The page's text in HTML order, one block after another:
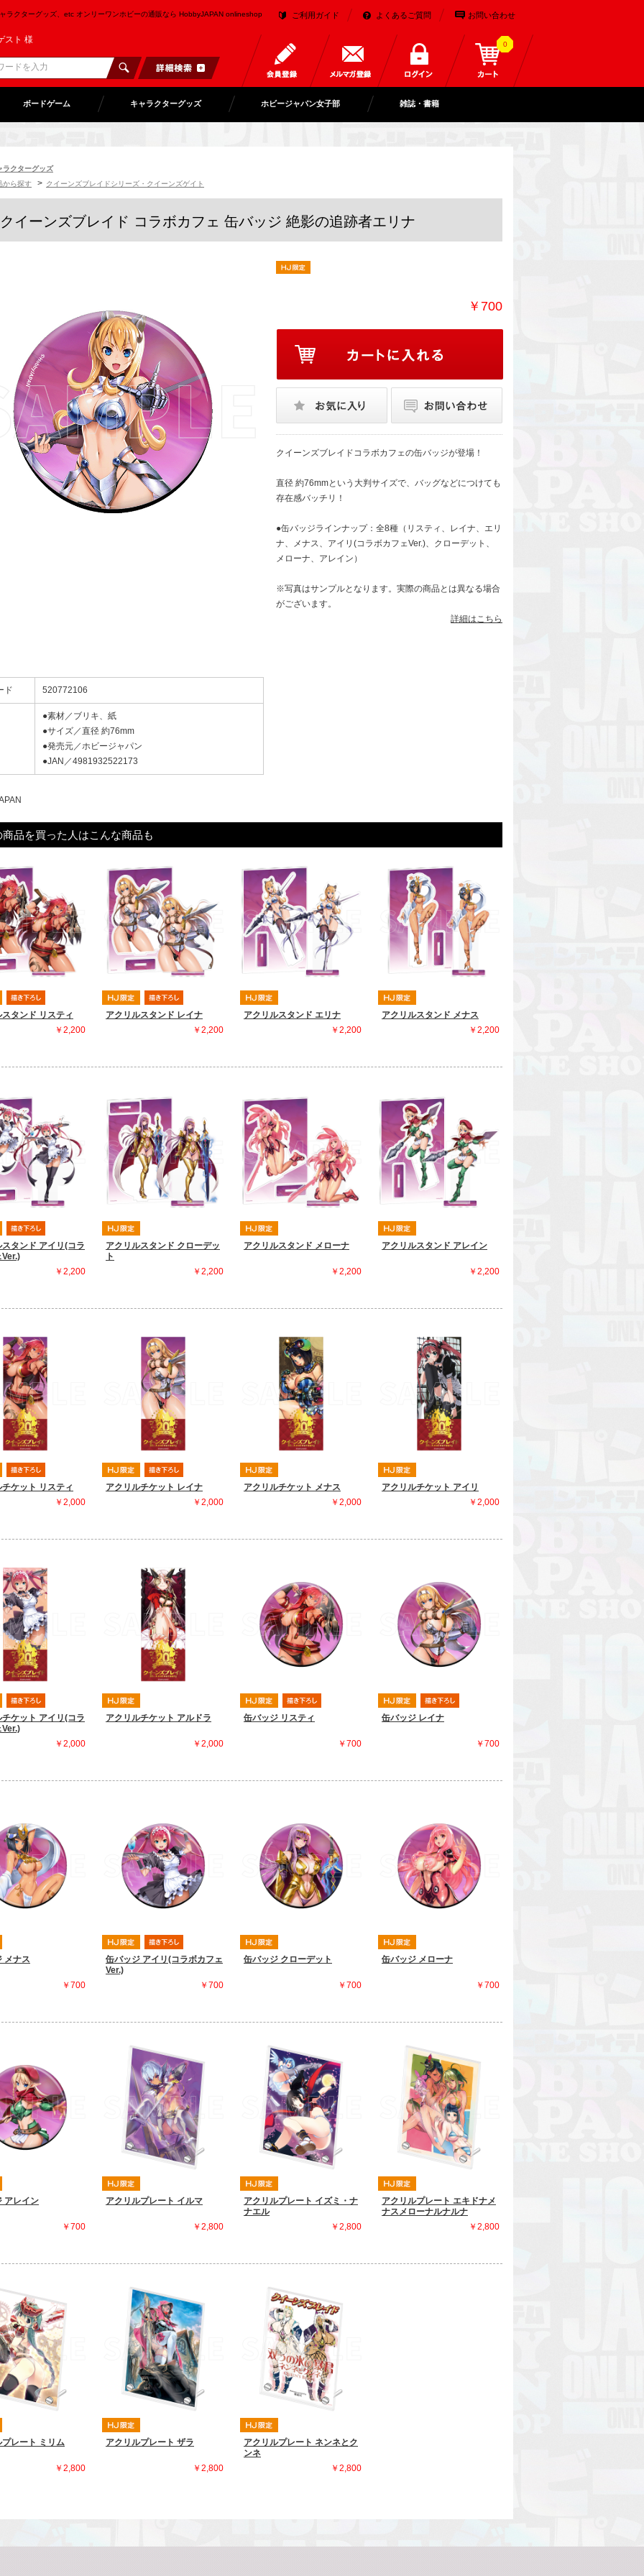
ラクターグッズ、etc オンリーワンホビーの通販なら HobbyJAPAN onlineshop ご利用ガイド よくあるご質問 お問い合わせ
スト 様 0
ボードゲーム キャラクターグッズ ホビージャパン女子部 雑誌・書籍
ラクターグッズ
から探す
> クイーンズブレイドシリーズ・クイーンズゲイト
クイーンズブレイド コラボカフェ 缶バッジ 絶影の追跡者エリナ
ド 520772106
●素材／ブリキ、紙
●サイズ／直径 約76mm
●発売元／ホビージャパン
●JAN／4981932522173
￥700
クイーンズブレイドコラボカフェの缶バッジが登場！
直径 約76mmという大判サイズで、バッグなどにつけても
存在感バッチリ！
●缶バッジラインナップ：全8種（リスティ、レイナ、エリ
ナ、メナス、アイリ(コラボカフェVer.)、クローデット、
メローナ、アレイン）
※写真はサンプルとなります。実際の商品とは異なる場合
がございます。
詳細はこちら
商品を買った人はこんな商品も
タンド リスティ
￥2,200
アクリルスタンド レイナ
￥2,200
アクリルスタンド エリナ
￥2,200
アクリルスタンド メナス
￥2,200
タンド アイリ(コラ
￥2,200
アクリルスタンド クローデッ
ト
￥2,200
アクリルスタンド メローナ
￥2,200
アクリルスタンド アレイン
￥2,200
ケット リスティ
￥2,000
アクリルチケット レイナ
￥2,000
アクリルチケット メナス
￥2,000
アクリルチケット アイリ
￥2,000
ケット アイリ(コラ
￥2,000
アクリルチケット アルドラ
￥2,000
缶バッジ リスティ
￥700
缶バッジ レイナ
￥700
メナス
￥700
缶バッジ アイリ(コラボカフェ
Ver.)
￥700
缶バッジ クローデット
￥700
缶バッジ メローナ
￥700
アレイン
￥700
アクリルプレート イルマ
￥2,800
アクリルプレート イズミ・ナ
ナエル
￥2,800
アクリルプレート エキドナメ
ナスメローナルナルナ
￥2,800
レート ミリム
￥2,800
アクリルプレート ザラ
￥2,800
アクリルプレート ネンネとク
ンネ
￥2,800